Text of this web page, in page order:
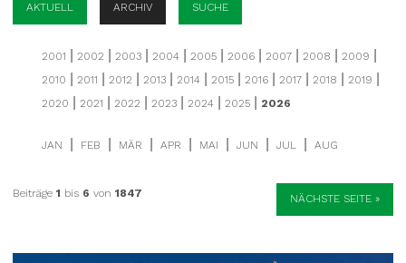
AKTUELL ARCHIV SUCHE
2001 2002 2003| 2004| 2005| 2006| 2007| 2008 2009
2010 2011 2012 2013| 2014| 2015| 2016| 2017| 2018 2019
2020 2021 2022 2023| 2024| 2025| 2026
JAN FEB MÄR APR MAI JUN JUL AUG
Beiträge 1 bis 6 von 1847 NÄCHSTE SEITE »